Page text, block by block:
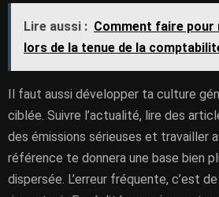
Lire aussi : Comment faire pour
lors de la tenue de la
Il faut aussi développer ta culture
ciblée. Suivre l’actualité, lire des
des émissions sérieuses et travailler
référence te donnera une base bien
dispersée. L’erreur fréquente, c’est